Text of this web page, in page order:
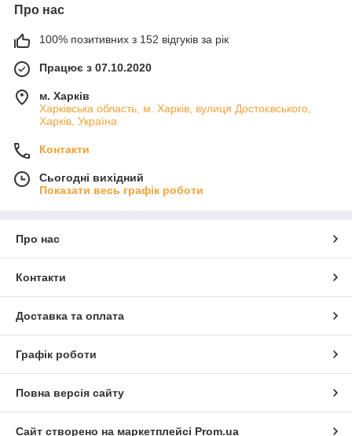
Про нас
100% позитивних з 152 відгуків за рік
Працює з 07.10.2020
м. Харків
Харківська область, м. Харків, вулиця Достоєвського,
Харків, Україна
Контакти
Сьогодні вихідний
Показати весь графік роботи
Про нас
Контакти
Доставка та оплата
Графік роботи
Повна версія сайту
Сайт створено на маркетплейсі Prom.ua